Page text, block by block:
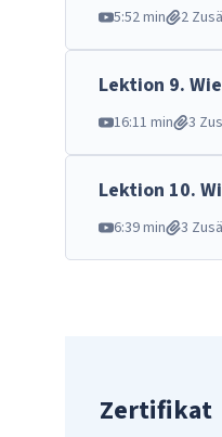
5:52 min 2
Lektion 9.
16:11 min 3
Lektion 10.
6:39 min 3
Zertifikat